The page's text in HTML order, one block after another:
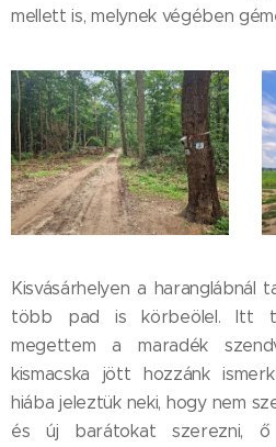
mellett is, melynek végében
Kisvásárhelyen a haranglábnál
több pad is körbeölel. Itt
megettem a maradék
kismacska jött hozzánk
hiába jeleztük neki, hogy nem
és új barátokat szerezni,